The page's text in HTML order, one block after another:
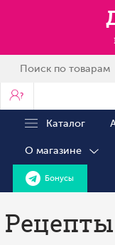
?
Каталог
О магазине
Бонусы
Рецепты